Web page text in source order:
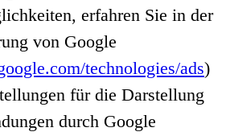
erfahren Sie in der
von Google
technologies/ads)
für die Darstellung
durch Google